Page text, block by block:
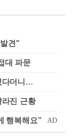
견"
대 파문
다더니…
진 근황